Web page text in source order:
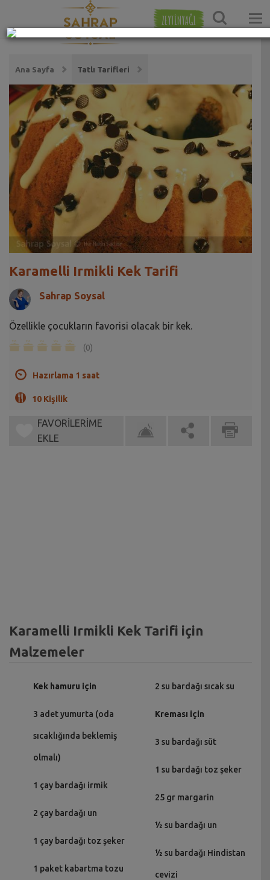
ZEYTİNYAĞI
Ana Sayfa Tatlı Tarifleri
Karamelli Irmikli Kek Tarifi
Sahrap Soysal
Özellikle çocukların favorisi olacak bir kek.
(0)
Hazırlama 1 saat
10 Kişilik
FAVORİLERİME
EKLE
Karamelli Irmikli Kek Tarifi için
Malzemeler
Kek hamuru için
3 adet yumurta (oda
sıcaklığında beklemiş
olmalı)
1 çay bardağı irmik
2 çay bardağı un
1 çay bardağı toz şeker
1 paket kabartma tozu
2 su bardağı sıcak su
Kreması için
3 su bardağı süt
1 su bardağı toz şeker
25 gr margarin
½ su bardağı un
½ su bardağı Hindistan
cevizi